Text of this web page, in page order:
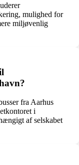
mulighed for
miljøvenlig
fra Aarhus
i
af selskabet